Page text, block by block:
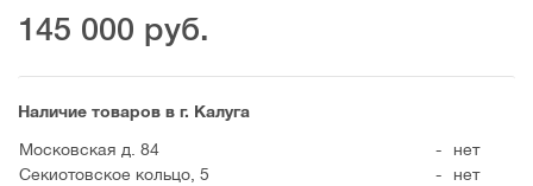
145 000 руб.
Наличие товаров в г. Калуга
Московская д. 84
-
нет
Секиотовское кольцо, 5
-
нет